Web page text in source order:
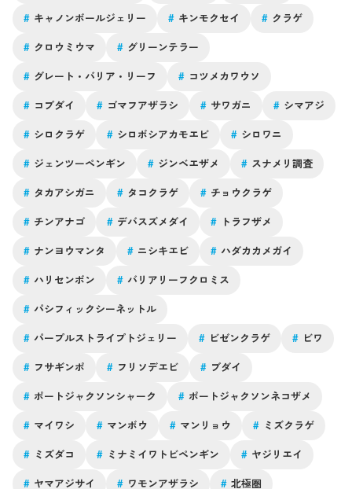
# キャノンボールジェリー # キンモクセイ # クラゲ
# クロウミウマ # グリーンテラー
# グレート・バリア・リーフ # コツメカワウソ
# コブダイ # ゴマフアザラシ # サワガニ # シマアジ
# シロクラゲ # シロボシアカモエビ # シロワニ
# ジェンツーペンギン # ジンベエザメ # スナメリ調査
# タカアシガニ # タコクラゲ # チョウクラゲ
# チンアナゴ # デバスズメダイ # トラフザメ
# ナンヨウマンタ # ニシキエビ # ハダカカメガイ
# ハリセンボン # バリアリーフクロミス
# パシフィックシーネットル
# パープルストライプトジェリー # ビゼンクラゲ # ビワ
# フサギンポ # フリソデエビ # ブダイ
# ポートジャクソンシャーク # ポートジャクソンネコザメ
# マイワシ # マンボウ # マンリョウ # ミズクラゲ
# ミズダコ # ミナミイワトビペンギン # ヤジリエイ
# ヤマアジサイ # ワモンアザラシ # 北極圏